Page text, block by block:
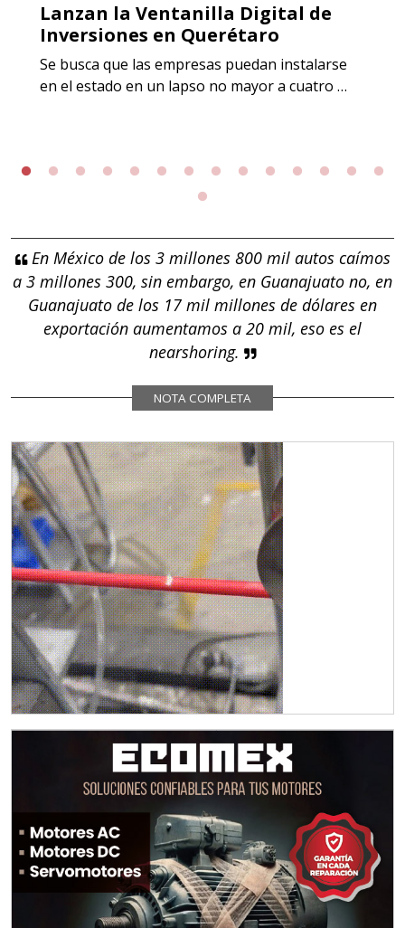
Lanzan la Ventanilla Digital de
Inversiones en Querétaro
Se busca que las empresas puedan instalarse
en el estado en un lapso no mayor a cuatro …
En México de los 3 millones 800 mil autos caímos
a 3 millones 300, sin embargo, en Guanajuato no, en
Guanajuato de los 17 mil millones de dólares en
exportación aumentamos a 20 mil, eso es el
nearshoring.
NOTA COMPLETA